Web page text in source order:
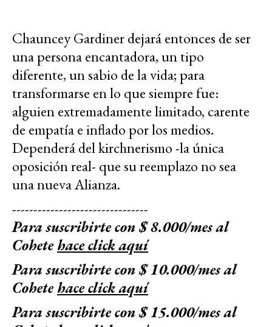
Chauncey Gardiner dejará entonces de ser
una persona encantadora, un tipo
diferente, un sabio de la vida; para
transformarse en lo que siempre fue:
alguien extremadamente limitado, carente
de empatía e inflado por los medios.
Dependerá del kirchnerismo -la única
oposición real- que su reemplazo no sea
una nueva Alianza.
--------------------------------
Para suscribirte con $ 8.000/mes al
Cohetehace click aquí
Para suscribirte con $ 10.000/mes al
Cohetehace click aquí
Para suscribirte con $ 15.000/mes al